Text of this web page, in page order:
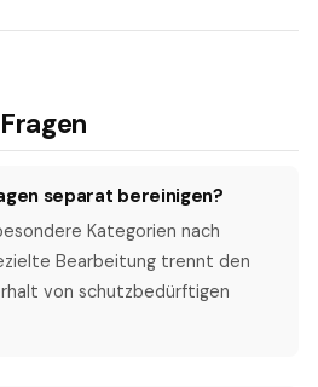
separat bereinigen?
Kategorien nach
Bearbeitung trennt den
von schutzbedürftigen